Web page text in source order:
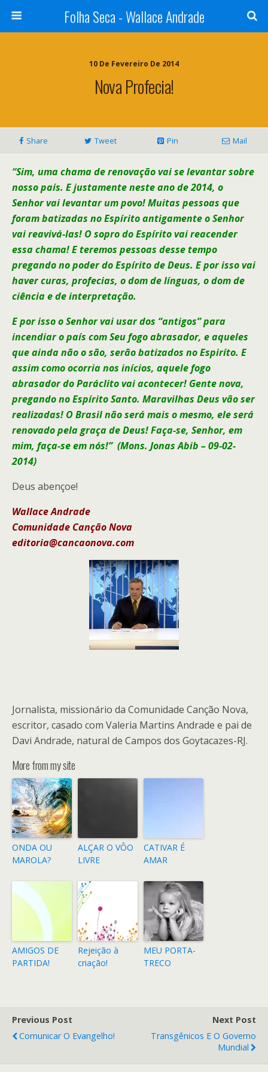
Folha Seca - Wallace Andrade
10 De Fevereiro De 2014
Nova Profecia!
Share Tweet Pin Mail
“Sim, uma chama de renovação vai se levantar sobre
nosso país. E justamente neste ano de 2014, o
Senhor vai levantar um povo! Muitas pessoas que
foram batizadas no Espírito antigamente o Senhor
vai reavivá-las! O sopro do Espírito vai reacender
essa chama! E teremos pessoas desse tempo
pregando no poder do Espírito de Deus. E por isso vai
haver curas, profecias, o dom de línguas, o dom de
ciência e de interpretação.
E por isso o Senhor vai usar dos “antigos” para
incendiar o país com Seu fogo abrasador, e aqueles
que ainda não o são, serão batizados no Espiríto. E
assim como ocorria nos inícios, aquele fogo
abrasador do Paráclito vai acontecer! Gente nova,
pregando no Espírito Santo. Maravilhas Deus vão ser
realizadas! O Brasil não será mais o mesmo, ele será
renovado pela graça de Deus! Faça-se, Senhor, em
mim, faça-se em nós!” (Mons. Jonas Abib – 09-02-
2014)
Deus abençoe!
Wallace Andrade
Comunidade Canção Nova
editoria@cancaonova.com
Jornalista, missionário da Comunidade Canção Nova,
escritor, casado com Valeria Martins Andrade e pai de
Davi Andrade, natural de Campos dos Goytacazes-RJ.
More from my site
ONDA OU
MAROLA?
ALÇAR O VÔO
LIVRE
CATIVAR É
AMAR
AMIGOS DE
PARTIDA!
Rejeição à
criação!
MEU PORTA-
TRECO
Previous Post
Comunicar O Evangelho!
Next Post
Transgênicos E O Governo
Mundial